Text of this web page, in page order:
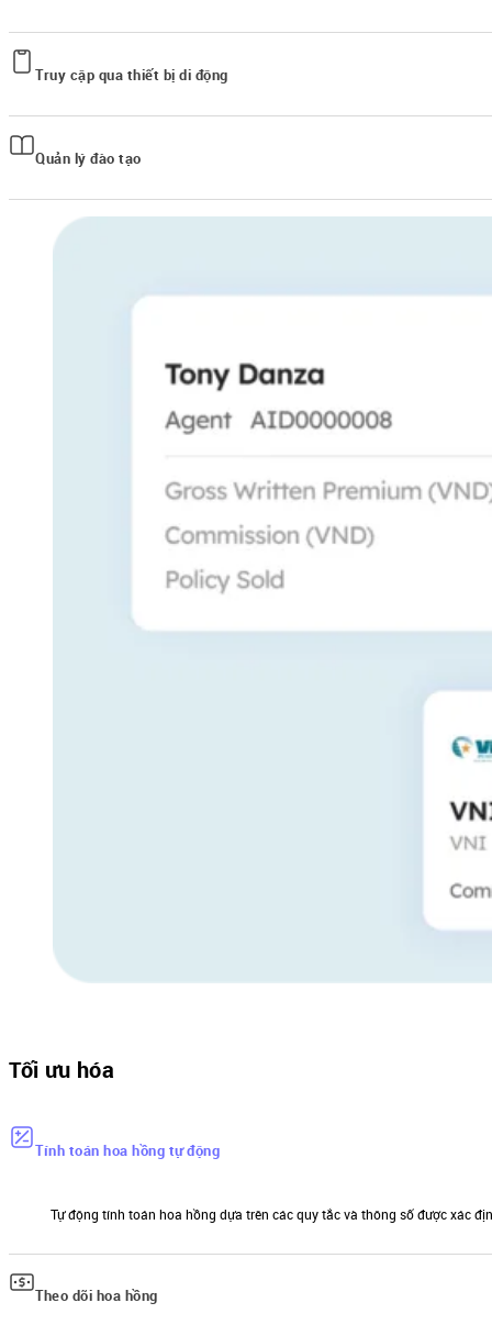
Truy cập qua thiết bị di động
Quản lý đào tạo
Các đại lý có quyền truy cập vào một thư viện được liên tục cập nhật,
Tối ưu hóa
Tính toán hoa hồng tự động
Tự động tính toán hoa hồng dựa trên các quy tắc và thông số được xác
Theo dõi hoa hồng